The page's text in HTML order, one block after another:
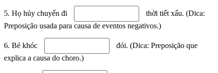
5. Họ hủy chuyến đi
thời tiết xấu. (Dica:
Preposição usada para causa de eventos negativos.)
6. Bé khóc
đói. (Dica: Preposição que
explica a causa do choro.)